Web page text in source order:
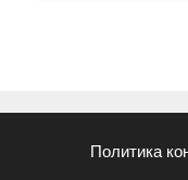
Политика